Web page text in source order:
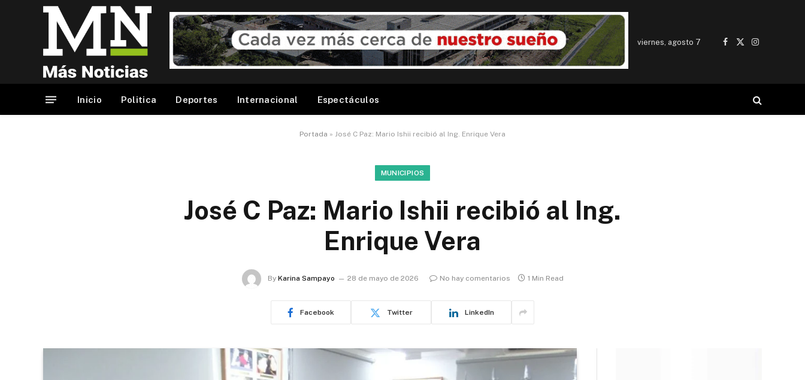
viernes, agosto 7
Facebook
X
Instagram
Inicio Politica Deportes Internacional Espectáculos
Portada » José C Paz: Mario Ishii recibió al Ing. Enrique Vera
MUNICIPIOS
José C Paz: Mario Ishii recibió al Ing.
Enrique Vera
By Karina Sampayo 28 de mayo de 2026 No hay comentarios 1 Min Read
Facebook Twitter LinkedIn